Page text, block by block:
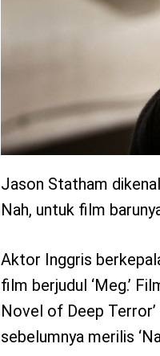
benefit
Jason Statham
Nah, untuk film
Aktor Inggris
film berjudul ‘Meg.’
Novel of Deep
sebelumnya merilis